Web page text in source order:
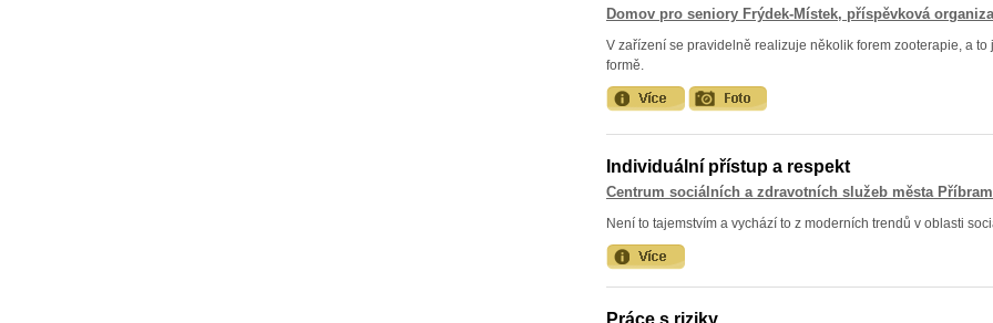
Domov pro seniory Frýdek-Místek, příspěvková
V zařízení se pravidelně realizuje několik forem zooterapie, a
formě.
Individuální přístup a respekt
Centrum sociálních a zdravotních služeb města
Není to tajemstvím a vychází to z moderních trendů v oblasti
Práce s riziky